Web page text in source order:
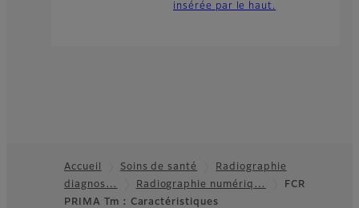
insérée par le haut.
Footer
Accueil Soins de santé
Radiographie
diagnos…
Radiographie numériq…
FCR
PRIMA Tm : Caractéristiques